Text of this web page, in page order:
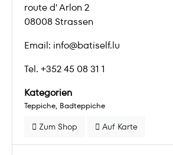
route d' Arlon 2
08008 Strassen
Email: info@batiself.lu
Tel. +352 45 08 31 1
Kategorien
Teppiche Badteppiche
Zum Shop Auf Karte